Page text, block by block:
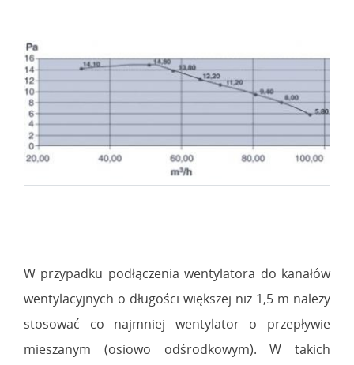
W przypadku podłączenia wentylatora do kanałów
wentylacyjnych o długości większej niż 1,5 m należy
stosować co najmniej wentylator o przepływie
mieszanym (osiowo odśrodkowym). W takich